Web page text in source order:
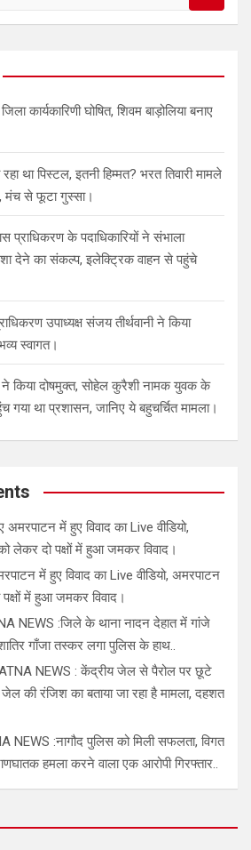
कार्यकारिणी घोषित, शिवम बाड़ोलिया बनाए
था पिस्टल, इतनी हिम्मत? भरत तिवारी मामले
मंच से फूटा गुस्सा।
प्राधिकरण के पदाधिकारियों ने संभाला
देने का संकल्प, इलेक्ट्रिक वाहन से पहुंचे
उपाध्यक्ष संजय तीर्थवानी ने किया
स्वागत।
किया दोषमुक्त, सोहेल कुरैशी नामक युवक के
था प्रशासन, जानिए ये बहुचर्चित मामला।
अमरपाटन में हुए विवाद का Live वीडियो,
लेकर दो पक्षों में हुआ जमकर विवाद।
में हुए विवाद का Live वीडियो, अमरपाटन
में हुआ जमकर विवाद।
NEWS :जिले के थाना नादन देहात में गांजे
शातिर गाँजा तस्कर लगा पुलिस के हाथ..
NEWS : केंद्रीय जेल से पैरोल पर छूटे
की रंजिश का बताया जा रहा है मामला, दहशत
NEWS :नागौद पुलिस को मिली सफलता, विगत
हमला करने वाला एक आरोपी गिरफ्तार..